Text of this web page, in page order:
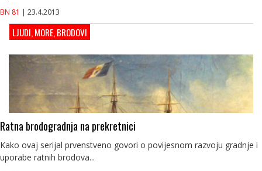
BN 81 | 23.4.2013
LJUDI, MORE, BRODOVI
Ratna brodogradnja na prekretnici
Kako ovaj serijal prvenstveno govori o povijesnom razvoju gradnje i
uporabe ratnih brodova...